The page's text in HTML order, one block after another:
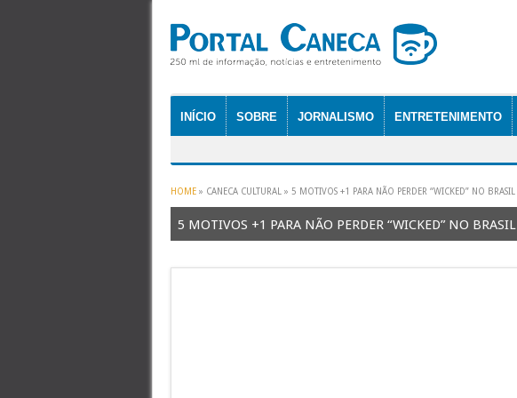
INÍCIO SOBRE JORNALISMO ENTRETENIMENTO
HOME » CANECA CULTURAL » 5 MOTIVOS +1 PARA NÃO PERDER “WICKED” NO BRASIL
5 MOTIVOS +1 PARA NÃO PERDER “WICKED” NO BRASIL